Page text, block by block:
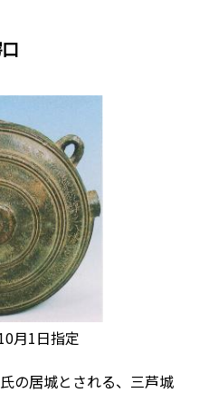
月1日指定
の居城とされる、三芦城